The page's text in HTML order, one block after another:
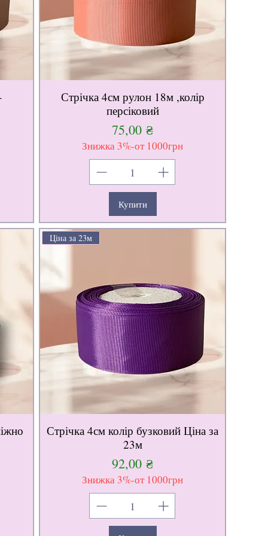
Стрічка 4см рулон 18м ,колір
персіковий
Ціна
75,00 ₴
Знижка 3%-от 1000грн
Купити
Ціна за 23м
Стрічка 4см колір бузковий Ціна за
23м
Ціна
92,00 ₴
Знижка 3%-от 1000грн